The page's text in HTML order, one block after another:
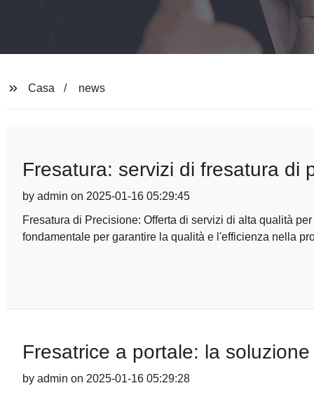
Casa news
Fresatura: servizi di fresatura di
by admin on 2025-01-16 05:29:45
Fresatura di Precisione: Offerta di servizi di alta qualità
fondamentale per garantire la qualità e l'efficienza nella
Fresatrice a portale: la
by admin on 2025-01-16 05:29:28